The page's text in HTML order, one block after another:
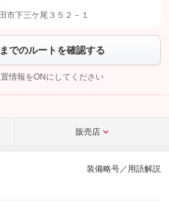
ちら
市下三ケ尾３５２－１
でのルートを確認する
情報をONにしてください
販売店
装備略号／用語解説